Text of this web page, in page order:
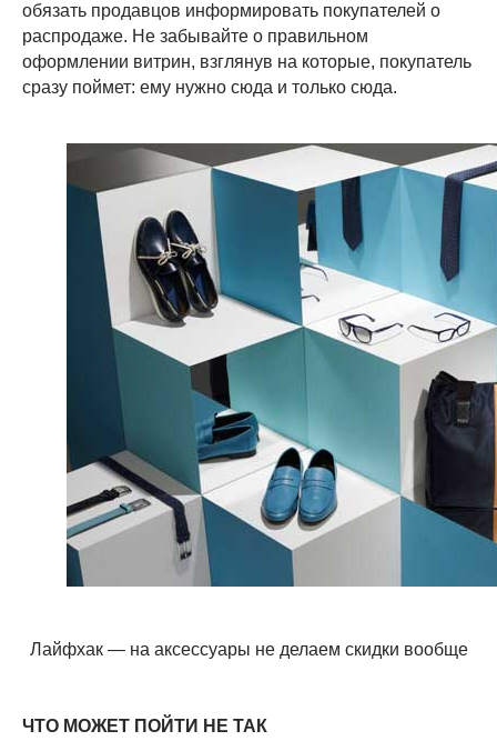
обязать продавцов информировать покупателей о
распродаже. Не забывайте о правильном
оформлении витрин, взглянув на которые, покупатель
сразу поймет: ему нужно сюда и только сюда.
Лайфхак — на аксессуары не делаем скидки вообще
ЧТО МОЖЕТ ПОЙТИ НЕ ТАК